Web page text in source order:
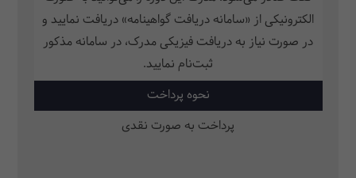
الکترونیکی از «سامانه دریافت گواهینامه» دریافت نمایید و
در صورت نیاز به دریافت فیزیکی مدرک، در سامانه مذکور
ثبت‌نام نمایید.
نحوه پرداخت
پرداخت به صورت نقدی